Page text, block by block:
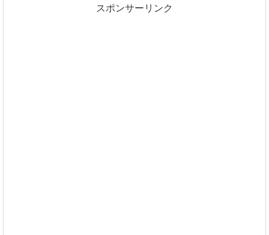
スポンサーリンク